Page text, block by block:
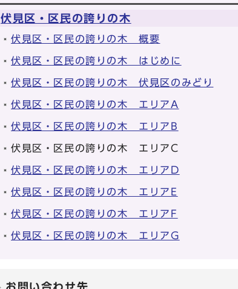
伏見区・区民の誇りの木
伏見区・区民の誇りの木 概要
伏見区・区民の誇りの木 はじめに
伏見区・区民の誇りの木 伏見区のみどり
伏見区・区民の誇りの木 エリアA
伏見区・区民の誇りの木 エリアB
伏見区・区民の誇りの木 エリアC
伏見区・区民の誇りの木 エリアD
伏見区・区民の誇りの木 エリアE
伏見区・区民の誇りの木 エリアF
伏見区・区民の誇りの木 エリアG